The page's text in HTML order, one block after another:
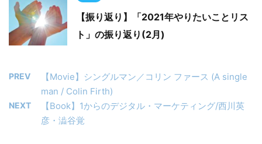
【振り返り】「2021年やりたいことリス
ト」の振り返り(2月)
PREV
【Movie】シングルマン／コリン ファース (A single
man / Colin Firth)
NEXT
【Book】1からのデジタル・マーケティング/西川英
彦・澁谷覚